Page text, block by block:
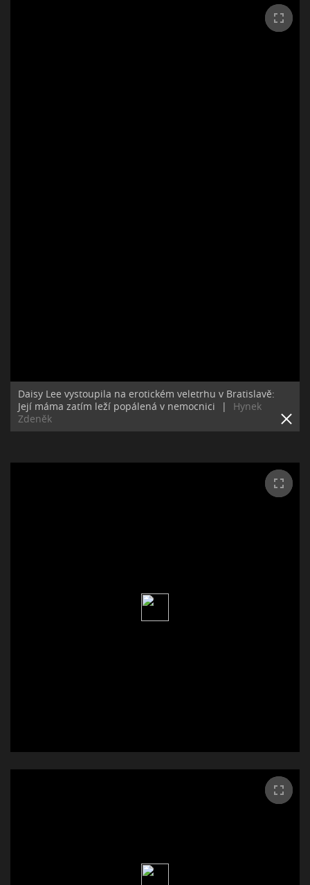
Daisy Lee vystoupila na erotickém veletrhu v Bratislavě:
Její máma zatím leží popálená v nemocnici
|
Hynek
Zdeněk